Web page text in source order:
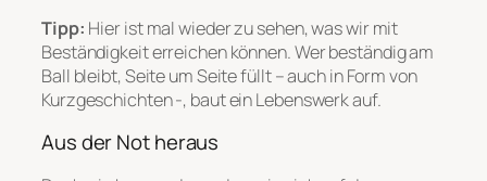
Tipp: Hier ist mal wieder zu sehen, was wir mit
Beständigkeit erreichen können. Wer beständig am
Ball bleibt, Seite um Seite füllt – auch in Form von
Kurzgeschichten -, baut ein Lebenswerk auf.
Aus der Not heraus